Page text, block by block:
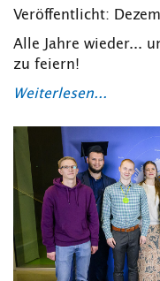
Veröffentlicht:
Alle Jahre wieder...
zu feiern!
Weiterlesen...